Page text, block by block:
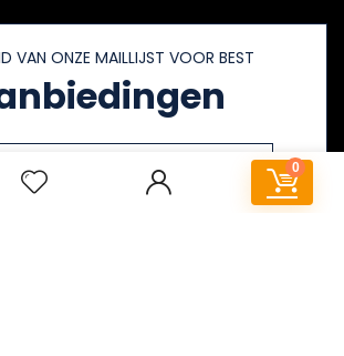
0
VAN ONZE MAILLIJST VOOR BEST